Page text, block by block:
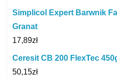
Simplicol Expert Barwnik
Granat
17,89zł
Ceresit CB 200 FlexTec
50,15zł